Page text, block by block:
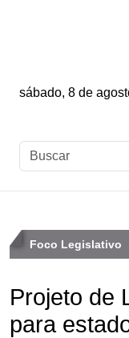
sábado, 8 de
Foco Legislativo
Projeto de
para